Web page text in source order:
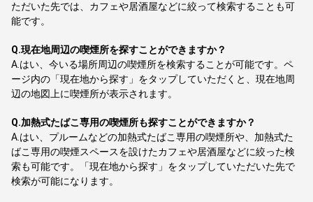
ただいた先では、カフェや居酒屋などに絞って検索することも可
能です。
Q.現在地周辺の喫煙所を探すことができますか？
A. はい、今いる場所周辺の喫煙所を検索することが可能です。ペ
ージ内の「現在地から探す」をタップしていただくと、現在地周
辺の地図上に喫煙所が表示されます。
Q.加熱式たばこ専用の喫煙所も探すことができますか？
A. はい、プルームなどの加熱式たばこ専用の喫煙所や、加熱式た
ばこ専用の喫煙スペースを設けたカフェや居酒屋などに絞った検
索も可能です。「現在地から探す」をタップしていただいた先で
検索が可能になります。